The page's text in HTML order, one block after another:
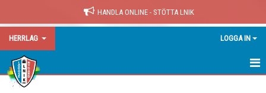
HANDLA ONLINE - STÖTTA LNIK
HERRLAG LOGGA IN
HERRLAG